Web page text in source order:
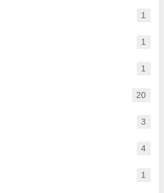
1
1
1
20
3
4
1